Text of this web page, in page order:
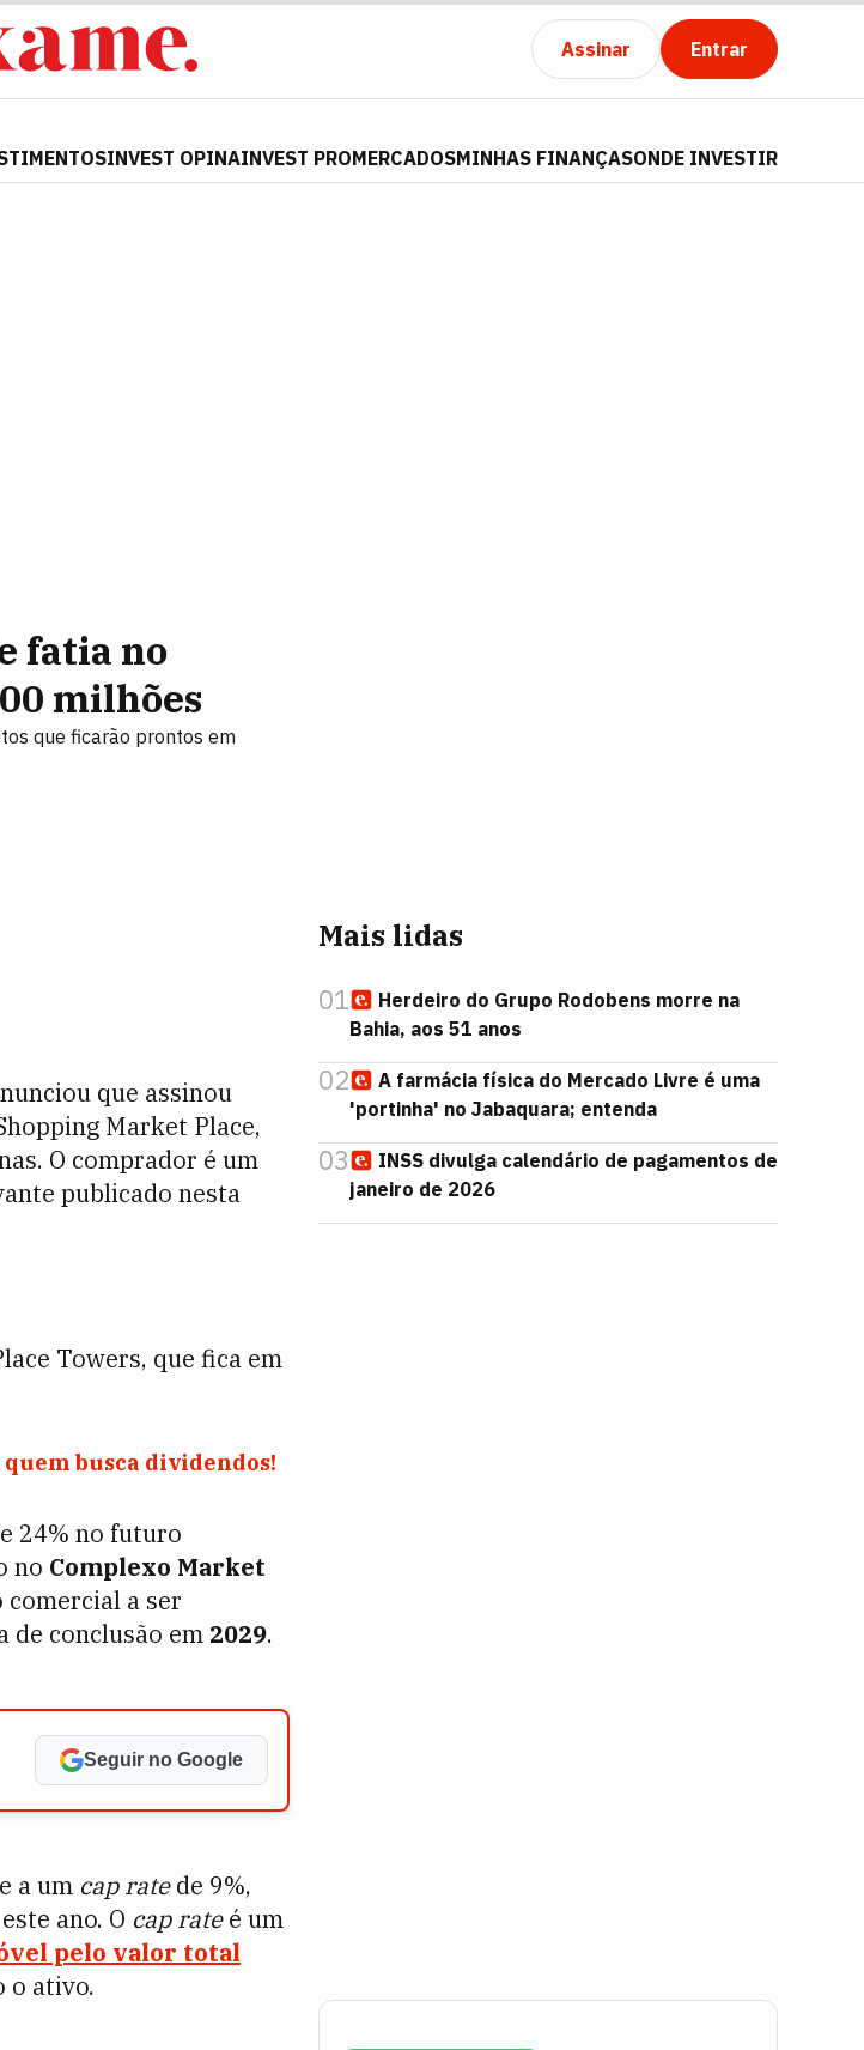
Assinar Entrar
INVEST OPINAINVEST PROMERCADOSMINHAS FINANÇASONDE INVESTIR
fatia no
milhões
que ficarão prontos em
que assinou
Market Place,
O comprador é um
publicado nesta
Towers, que fica em
busca dividendos!
24% no futuro
no Complexo Market
a ser
de conclusão em 2029.
Seguir no Google
a um cap ratede 9%,
ano. O cap rateé um
pelo valor total
o ativo.
Mais lidas
01
Herdeiro do Grupo Rodobens morre na
Bahia, aos 51 anos
02
A farmácia física do Mercado Livre é uma
'portinha' no Jabaquara; entenda
03
INSS divulga calendário de pagamentos de
janeiro de 2026